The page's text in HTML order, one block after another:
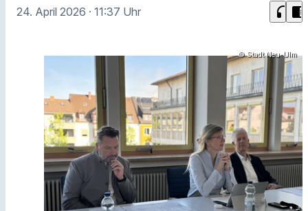
24. April 2026 · 11:37 Uhr headphones chrome_reader_mode
© Stadt Neu-Ulm